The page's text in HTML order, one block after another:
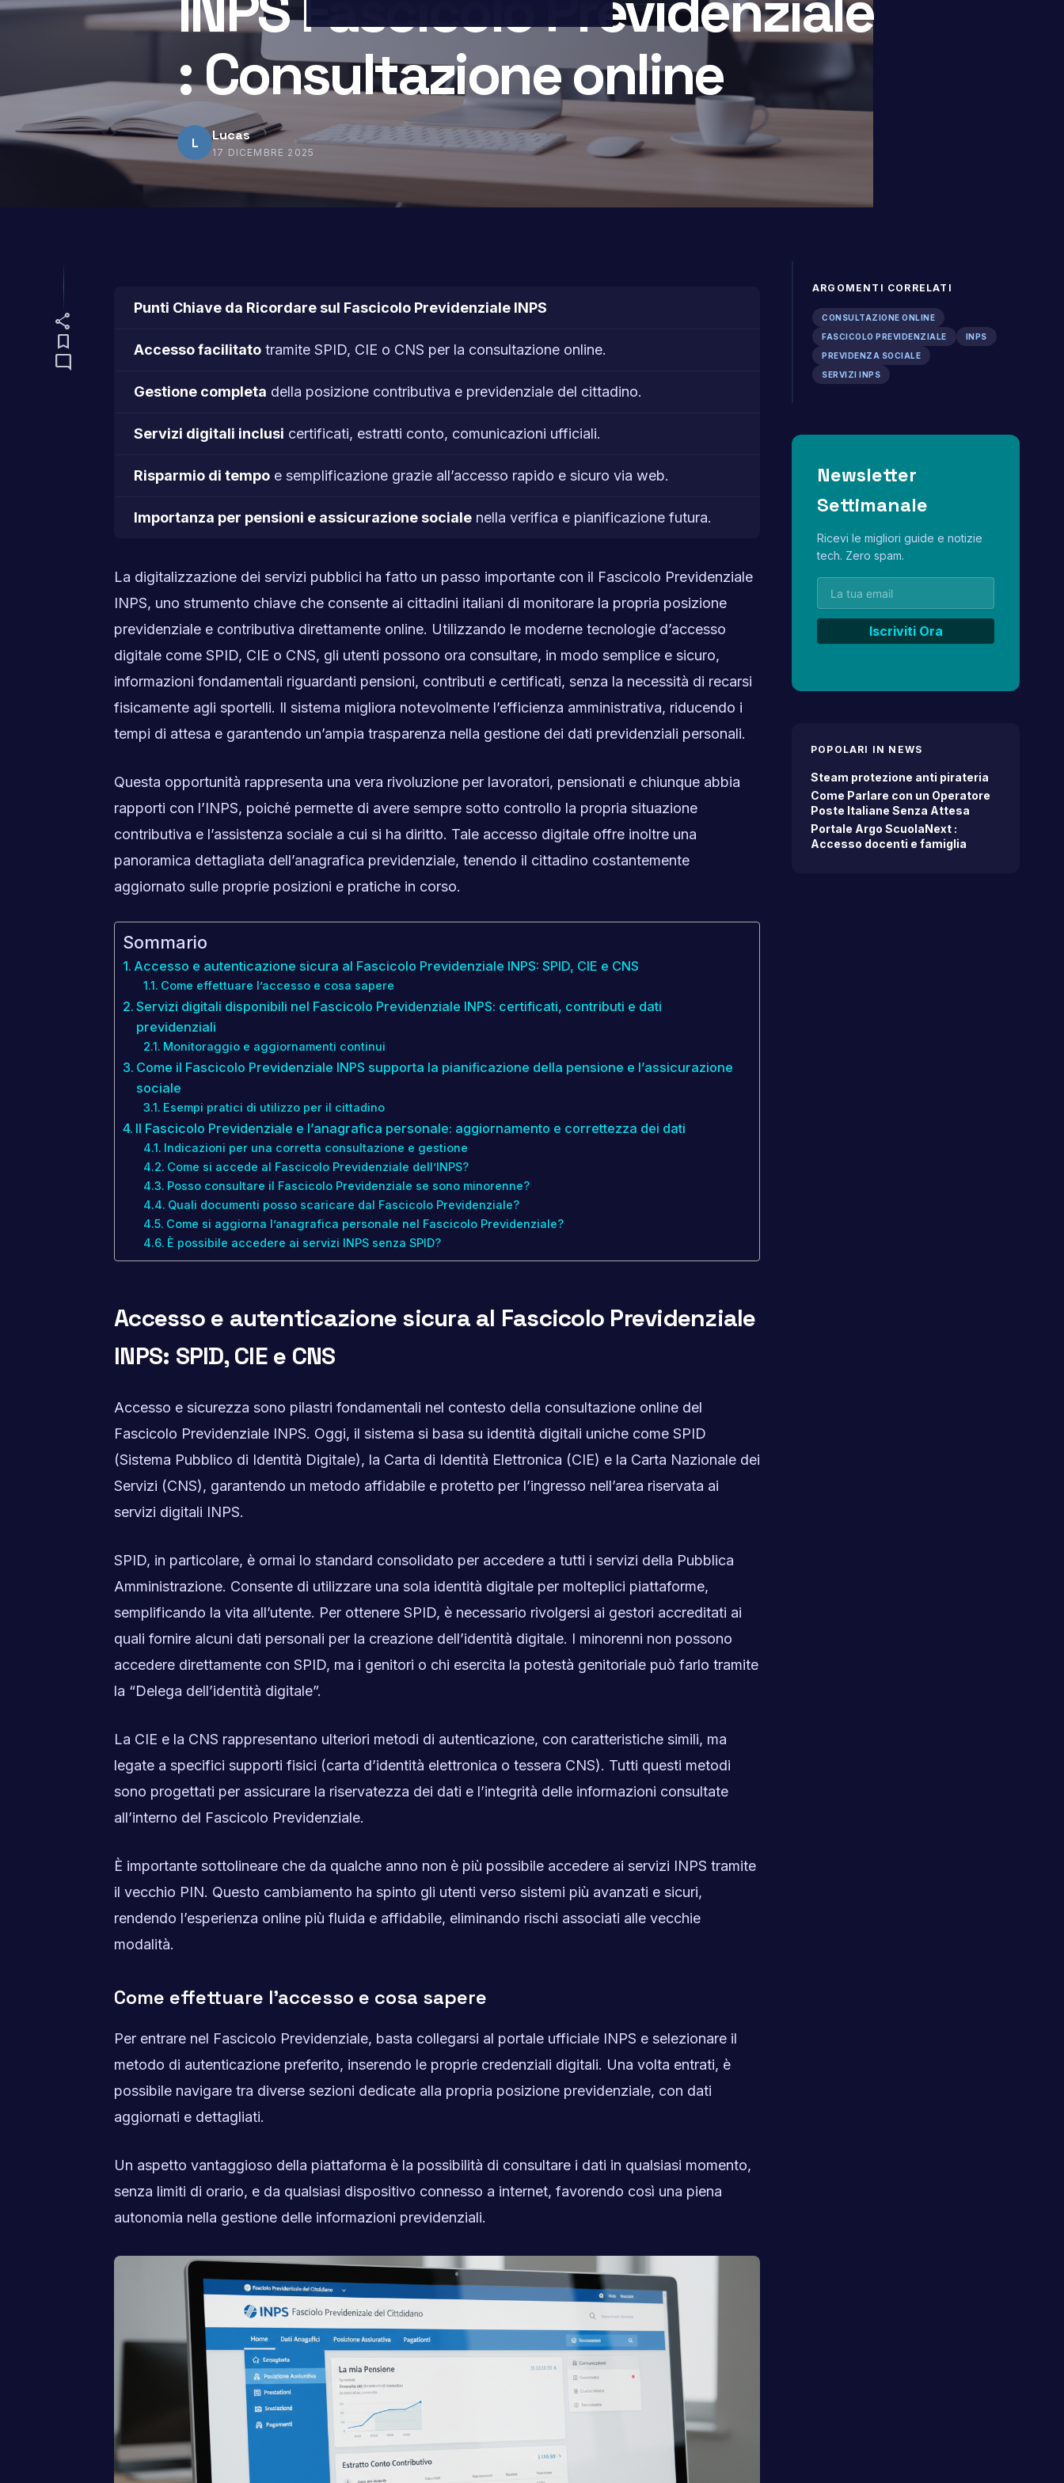
: Consultazione online
L Lucas
17 DICEMBRE 2025
share
bookmark
mode_comment
Punti Chiave da Ricordare sul Fascicolo Previdenziale INPS
Accesso facilitato tramite SPID, CIE o CNS per la consultazione online.
Gestione completa della posizione contributiva e previdenziale del cittadino.
Servizi digitali inclusi certificati, estratti conto, comunicazioni ufficiali.
Risparmio di tempo e semplificazione grazie all’accesso rapido e sicuro via web.
Importanza per pensioni e assicurazione sociale nella verifica e pianificazione futura.
La digitalizzazione dei servizi pubblici ha fatto un passo importante con il Fascicolo Previdenziale
INPS, uno strumento chiave che consente ai cittadini italiani di monitorare la propria posizione
previdenziale e contributiva direttamente online. Utilizzando le moderne tecnologie d’accesso
digitale come SPID, CIE o CNS, gli utenti possono ora consultare, in modo semplice e sicuro,
informazioni fondamentali riguardanti pensioni, contributi e certificati, senza la necessità di recarsi
fisicamente agli sportelli. Il sistema migliora notevolmente l’efficienza amministrativa, riducendo i
tempi di attesa e garantendo un’ampia trasparenza nella gestione dei dati previdenziali personali.
Questa opportunità rappresenta una vera rivoluzione per lavoratori, pensionati e chiunque abbia
rapporti con l’INPS, poiché permette di avere sempre sotto controllo la propria situazione
contributiva e l’assistenza sociale a cui si ha diritto. Tale accesso digitale offre inoltre una
panoramica dettagliata dell’anagrafica previdenziale, tenendo il cittadino costantemente
aggiornato sulle proprie posizioni e pratiche in corso.
Sommario
Accesso e autenticazione sicura al Fascicolo Previdenziale INPS: SPID, CIE e CNS
Come effettuare l’accesso e cosa sapere
Servizi digitali disponibili nel Fascicolo Previdenziale INPS: certificati, contributi e dati
previdenziali
Monitoraggio e aggiornamenti continui
Come il Fascicolo Previdenziale INPS supporta la pianificazione della pensione e l’assicurazione
sociale
Esempi pratici di utilizzo per il cittadino
Il Fascicolo Previdenziale e l’anagrafica personale: aggiornamento e correttezza dei dati
Indicazioni per una corretta consultazione e gestione
Come si accede al Fascicolo Previdenziale dell’INPS?
Posso consultare il Fascicolo Previdenziale se sono minorenne?
Quali documenti posso scaricare dal Fascicolo Previdenziale?
Come si aggiorna l’anagrafica personale nel Fascicolo Previdenziale?
È possibile accedere ai servizi INPS senza SPID?
Accesso e autenticazione sicura al Fascicolo Previdenziale
INPS: SPID, CIE e CNS
Accesso e sicurezza sono pilastri fondamentali nel contesto della consultazione online del
Fascicolo Previdenziale INPS. Oggi, il sistema si basa su identità digitali uniche come SPID
(Sistema Pubblico di Identità Digitale), la Carta di Identità Elettronica (CIE) e la Carta Nazionale dei
Servizi (CNS), garantendo un metodo affidabile e protetto per l’ingresso nell’area riservata ai
servizi digitali INPS.
SPID, in particolare, è ormai lo standard consolidato per accedere a tutti i servizi della Pubblica
Amministrazione. Consente di utilizzare una sola identità digitale per molteplici piattaforme,
semplificando la vita all’utente. Per ottenere SPID, è necessario rivolgersi ai gestori accreditati ai
quali fornire alcuni dati personali per la creazione dell’identità digitale. I minorenni non possono
accedere direttamente con SPID, ma i genitori o chi esercita la potestà genitoriale può farlo tramite
la “Delega dell’identità digitale”.
La CIE e la CNS rappresentano ulteriori metodi di autenticazione, con caratteristiche simili, ma
legate a specifici supporti fisici (carta d’identità elettronica o tessera CNS). Tutti questi metodi
sono progettati per assicurare la riservatezza dei dati e l’integrità delle informazioni consultate
all’interno del Fascicolo Previdenziale.
È importante sottolineare che da qualche anno non è più possibile accedere ai servizi INPS tramite
il vecchio PIN. Questo cambiamento ha spinto gli utenti verso sistemi più avanzati e sicuri,
rendendo l’esperienza online più fluida e affidabile, eliminando rischi associati alle vecchie
modalità.
Come effettuare l’accesso e cosa sapere
Per entrare nel Fascicolo Previdenziale, basta collegarsi al portale ufficiale INPS e selezionare il
metodo di autenticazione preferito, inserendo le proprie credenziali digitali. Una volta entrati, è
possibile navigare tra diverse sezioni dedicate alla propria posizione previdenziale, con dati
aggiornati e dettagliati.
Un aspetto vantaggioso della piattaforma è la possibilità di consultare i dati in qualsiasi momento,
senza limiti di orario, e da qualsiasi dispositivo connesso a internet, favorendo così una piena
autonomia nella gestione delle informazioni previdenziali.
ARGOMENTI CORRELATI
CONSULTAZIONE ONLINE
FASCICOLO PREVIDENZIALE
INPS
PREVIDENZA SOCIALE
SERVIZI INPS
Newsletter
Settimanale
Ricevi le migliori guide e notizie
tech. Zero spam.
POPOLARI IN NEWS
Steam protezione anti pirateria
Come Parlare con un Operatore
Poste Italiane Senza Attesa
Portale Argo ScuolaNext :
Accesso docenti e famiglia